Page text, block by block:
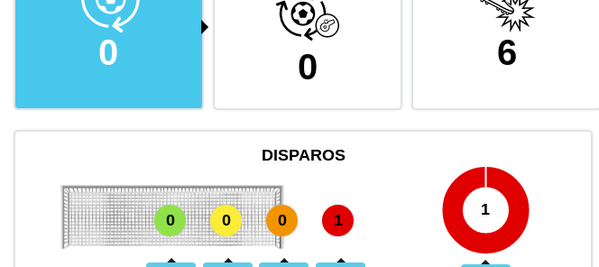
0 0 6
DISPAROS
1
0 0 0 1